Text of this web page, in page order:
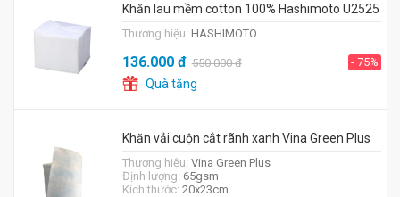
Khăn lau mềm cotton 100% Hashimoto U2525
Thương hiệu: HASHIMOTO
136.000đ 550.000đ - 75%
Quà tặng
Khăn vải cuộn cắt rãnh xanh Vina Green Plus
Thương hiệu: Vina Green Plus
Định lượng: 65gsm
Kích thước: 20x23cm